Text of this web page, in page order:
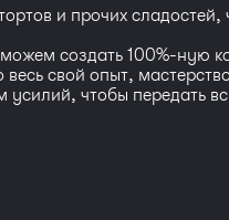
и прочих
создать 100%-ную
весь свой опыт,
чтобы передать